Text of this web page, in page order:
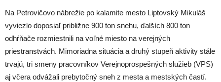
Na Petrovičovo nábrežie po kalamite mesto Liptovský Mikuláš
vyviezlo doposiaľ približne 900 ton snehu, ďalších 800 ton
odhŕňače rozmiestnili na voľné miesto na verejných
priestranstvách. Mimoriadna situácia a druhý stupeň aktivity stále
trvajú, tri smeny pracovníkov Verejnoprospešných služieb (VPS)
aj včera odvážali prebytočný sneh z mesta a mestských častí.